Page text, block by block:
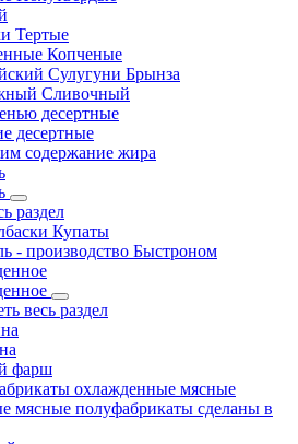
Тертые
Копченые
Сулугуни Брынза
Сливочный
десертные
десертные
содержание жира
раздел
Купаты
- производство Быстроном
весь раздел
фарш
охлажденные мясные
мясные полуфабрикаты сделаны в